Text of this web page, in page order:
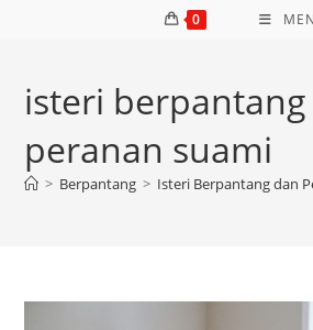
0
isteri
peranan suami
> Berpantang > Isteri Berpantang dan